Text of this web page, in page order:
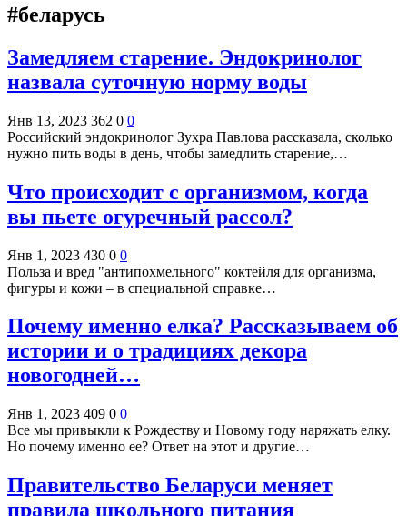
#беларусь
Замедляем старение. Эндокринолог
назвала суточную норму воды
Янв 13, 2023 362 0 0
Российский эндокринолог Зухра Павлова рассказала, сколько
нужно пить воды в день, чтобы замедлить старение,…
Что происходит с организмом, когда
вы пьете огуречный рассол?
Янв 1, 2023 430 0 0
Польза и вред "антипохмельного" коктейля для организма,
фигуры и кожи – в специальной справке…
Почему именно елка? Рассказываем об
истории и о традициях декора
новогодней…
Янв 1, 2023 409 0 0
Все мы привыкли к Рождеству и Новому году наряжать елку.
Но почему именно ее? Ответ на этот и другие…
Правительство Беларуси меняет
правила школьного питания